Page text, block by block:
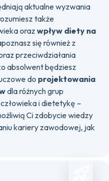
aktualne wyzwania
także
oraz wpływ diety na
się również z
przeciwdziałania
absolwent będziesz
do projektowania
dla różnych grup
i dietetykę –
Ci zdobycie wiedzy
kariery zawodowej, jak